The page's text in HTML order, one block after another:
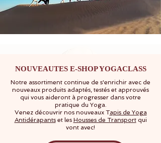
NOUVEAUTES E-SHOP YOGACLASS
Notre assortiment continue de s'enrichir avec de
nouveaux produits adaptés, testés et approuvés
qui vous aideront à progresser dans votre
pratique du Yoga.
Venez découvrir nos nouveaux Tapis de Yoga
Antidérapantset les Housses de Transportqui
vont avec!